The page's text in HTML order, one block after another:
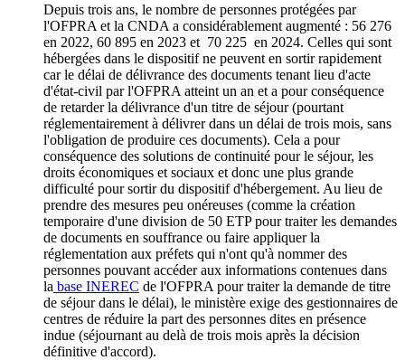
Depuis trois ans, le nombre de personnes protégées par
l'OFPRA et la CNDA a considérablement augmenté : 56 276
en 2022, 60 895 en 2023 et 70 225 en 2024. Celles qui sont
hébergées dans le dispositif ne peuvent en sortir rapidement
car le délai de délivrance des documents tenant lieu d'acte
d'état-civil par l'OFPRA atteint un an et a pour conséquence
de retarder la délivrance d'un titre de séjour (pourtant
réglementairement à délivrer dans un délai de trois mois, sans
l'obligation de produire ces documents). Cela a pour
conséquence des solutions de continuité pour le séjour, les
droits économiques et sociaux et donc une plus grande
difficulté pour sortir du dispositif d'hébergement. Au lieu de
prendre des mesures peu onéreuses (comme la création
temporaire d'une division de 50 ETP pour traiter les demandes
de documents en souffrance ou faire appliquer la
réglementation aux préfets qui n'ont qu'à nommer des
personnes pouvant accéder aux informations contenues dans
la base INEREC de l'OFPRA pour traiter la demande de titre
de séjour dans le délai), le ministère exige des gestionnaires de
centres de réduire la part des personnes dites en présence
indue (séjournant au delà de trois mois après la décision
définitive d'accord).